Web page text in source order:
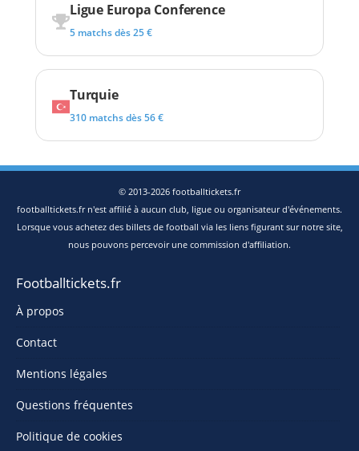
Ligue Europa Conference
5 matchs dès 25 €
Turquie
310 matchs dès 56 €
© 2013-2026 footballtickets.fr
footballtickets.fr n'est affilié à aucun club, ligue ou organisateur d'événements.
Lorsque vous achetez des billets de football via les liens figurant sur notre site,
nous pouvons percevoir une commission d'affiliation.
Footballtickets.fr
À propos
Contact
Mentions légales
Questions fréquentes
Politique de cookies